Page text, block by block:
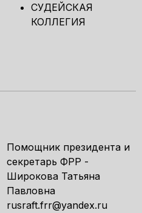
СУДЕЙСКАЯ
КОЛЛЕГИЯ
Помощник президента и
секретарь ФРР -
Широкова Татьяна
Павловна
rusraft.frr@yandex.ru